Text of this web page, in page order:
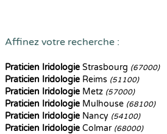
Affinez votre recherche :
Praticien Iridologie Strasbourg (67000)
Praticien Iridologie Reims (51100)
Praticien Iridologie Metz (57000)
Praticien Iridologie Mulhouse (68100)
Praticien Iridologie Nancy (54100)
Praticien Iridologie Colmar (68000)